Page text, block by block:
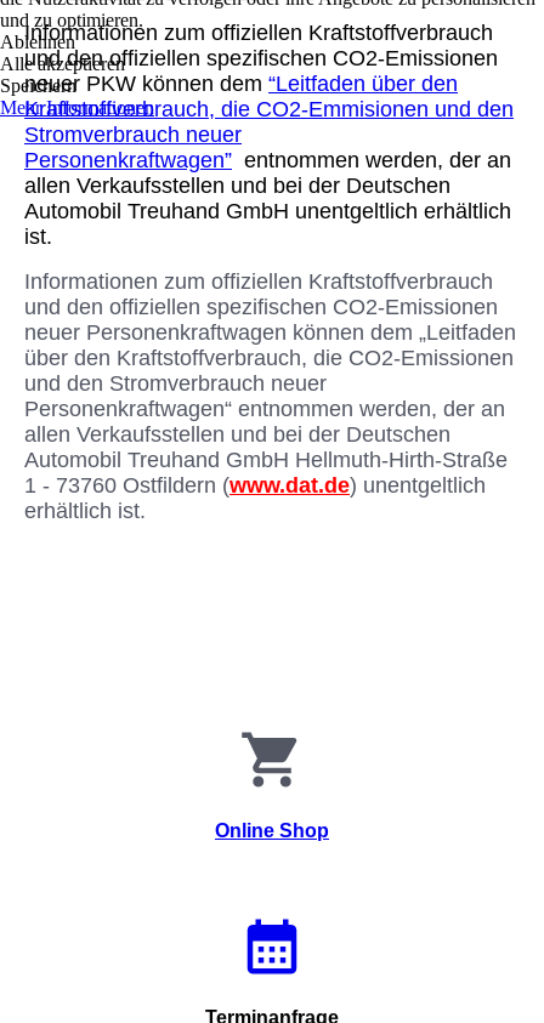
Informationen zum offiziellen Kraftstoffverbrauch
und den offiziellen spezifischen CO2-Emissionen
neuer PKW können dem “Leitfaden über den
Kraftstoffverbrauch, die CO2-Emmisionen und den
Stromverbrauch neuer
Personenkraftwagen” entnommen werden, der an
allen Verkaufsstellen und bei der Deutschen
Automobil Treuhand GmbH unentgeltlich erhältlich
ist.
Informationen zum offiziellen Kraftstoffverbrauch
und den offiziellen spezifischen CO2-Emissionen
neuer Personenkraftwagen können dem „Leitfaden
über den Kraftstoffverbrauch, die CO2-Emissionen
und den Stromverbrauch neuer
Personenkraftwagen“ entnommen werden, der an
allen Verkaufsstellen und bei der Deutschen
Automobil Treuhand GmbH Hellmuth-Hirth-Straße
1 - 73760 Ostfildern (www.dat.de) unentgeltlich
erhältlich ist.
Online Shop
Terminanfrage
und zu optimieren.
Ablehnen
Alle akzeptieren
Speichern
Mehr Informationen